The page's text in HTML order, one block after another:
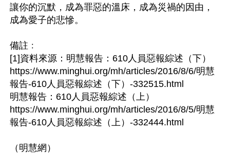
讓你的沉默，成為罪惡的溫床，成為災禍的因由，
成為愛子的悲慘。
備註﹕
[1]資料來源：明慧報告：610人員惡報綜述（下）
https://www.minghui.org/mh/articles/2016/8/6/明慧
報告-610人員惡報綜述（下）-332515.html
明慧報告：610人員惡報綜述（上）
https://www.minghui.org/mh/articles/2016/8/5/明慧
報告-610人員惡報綜述（上）-332444.html
（明慧網）